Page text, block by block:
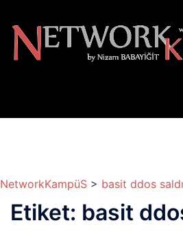
atla
NetworkKampüS > basit ddos
Etiket: basit